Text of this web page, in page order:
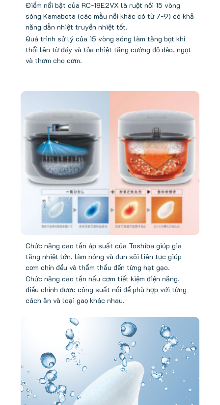
Điểm nổi bật của RC-18E2VX là ruột nồi 15 vòng
sóng Kamabota (các mẫu nồi khác có từ 7-9) có khả
năng dẫn nhiệt truyền nhiệt tốt.
Quá trình sử lý của 15 vòng sóng làm tăng bọt khí
thổi lên từ đáy và tỏa nhiệt tăng cường độ dẻo, ngọt
và thơm cho cơm.
Chức năng cao tần áp suất của Toshiba giúp gia
tăng nhiệt lớn, làm nóng và đun sôi liên tục giúp
cơm chín đều và thẩm thấu đến từng hạt gạo.
Chức năng cao tần nấu cơm tiết kiệm điện năng,
điều chỉnh được công suất nồi để phù hợp với từng
cách ăn và loại gaọ khác nhau.